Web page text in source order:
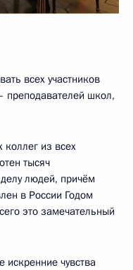
всех участников
преподавателей школ,
коллег из всех
тысяч
людей, причём
в России Годом
это замечательный
чувства